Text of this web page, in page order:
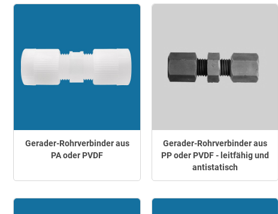
Gerader-Rohrverbinder aus
PA oder PVDF
Gerader-Rohrverbinder aus
PP oder PVDF - leitfähig und
antistatisch